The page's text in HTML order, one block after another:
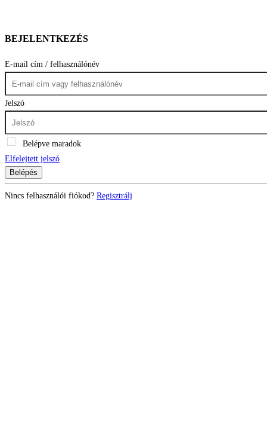
BEJELENTKEZÉS
E-mail cím / felhasználónév
Jelszó
Belépve maradok
Elfelejtett jelszó
Belépés
Nincs felhasználói fiókod? Regisztrálj